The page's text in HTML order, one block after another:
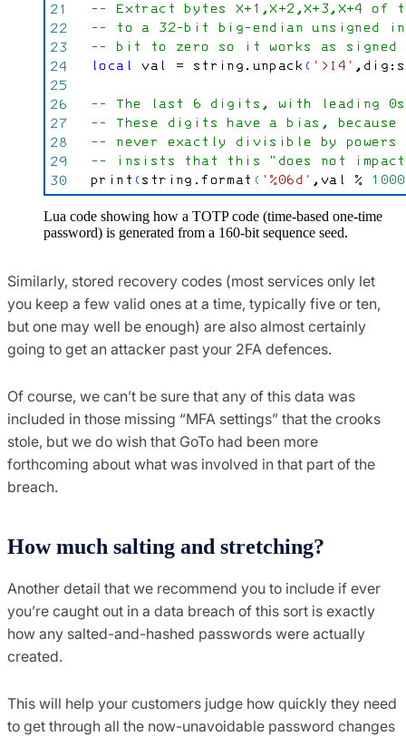
Lua code showing how a TOTP code (time-based one-time
password) is generated from a 160-bit sequence seed.
Similarly, stored recovery codes (most services only let
you keep a few valid ones at a time, typically five or ten,
but one may well be enough) are also almost certainly
going to get an attacker past your 2FA defences.
Of course, we can’t be sure that any of this data was
included in those missing “MFA settings” that the crooks
stole, but we do wish that GoTo had been more
forthcoming about what was involved in that part of the
breach.
How much salting and stretching?
Another detail that we recommend you to include if ever
you’re caught out in a data breach of this sort is exactly
how any salted-and-hashed passwords were actually
created.
This will help your customers judge how quickly they need
to get through all the now-unavoidable password changes